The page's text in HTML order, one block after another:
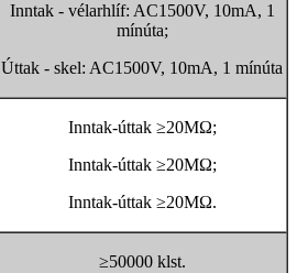
Inntak - vélarhlíf: AC1500V, 10mA, 1
mínúta;
Úttak - skel: AC1500V, 10mA, 1 mínúta
Inntak-úttak ≥20MΩ;
Inntak-úttak ≥20MΩ;
Inntak-úttak ≥20MΩ.
≥50000 klst.